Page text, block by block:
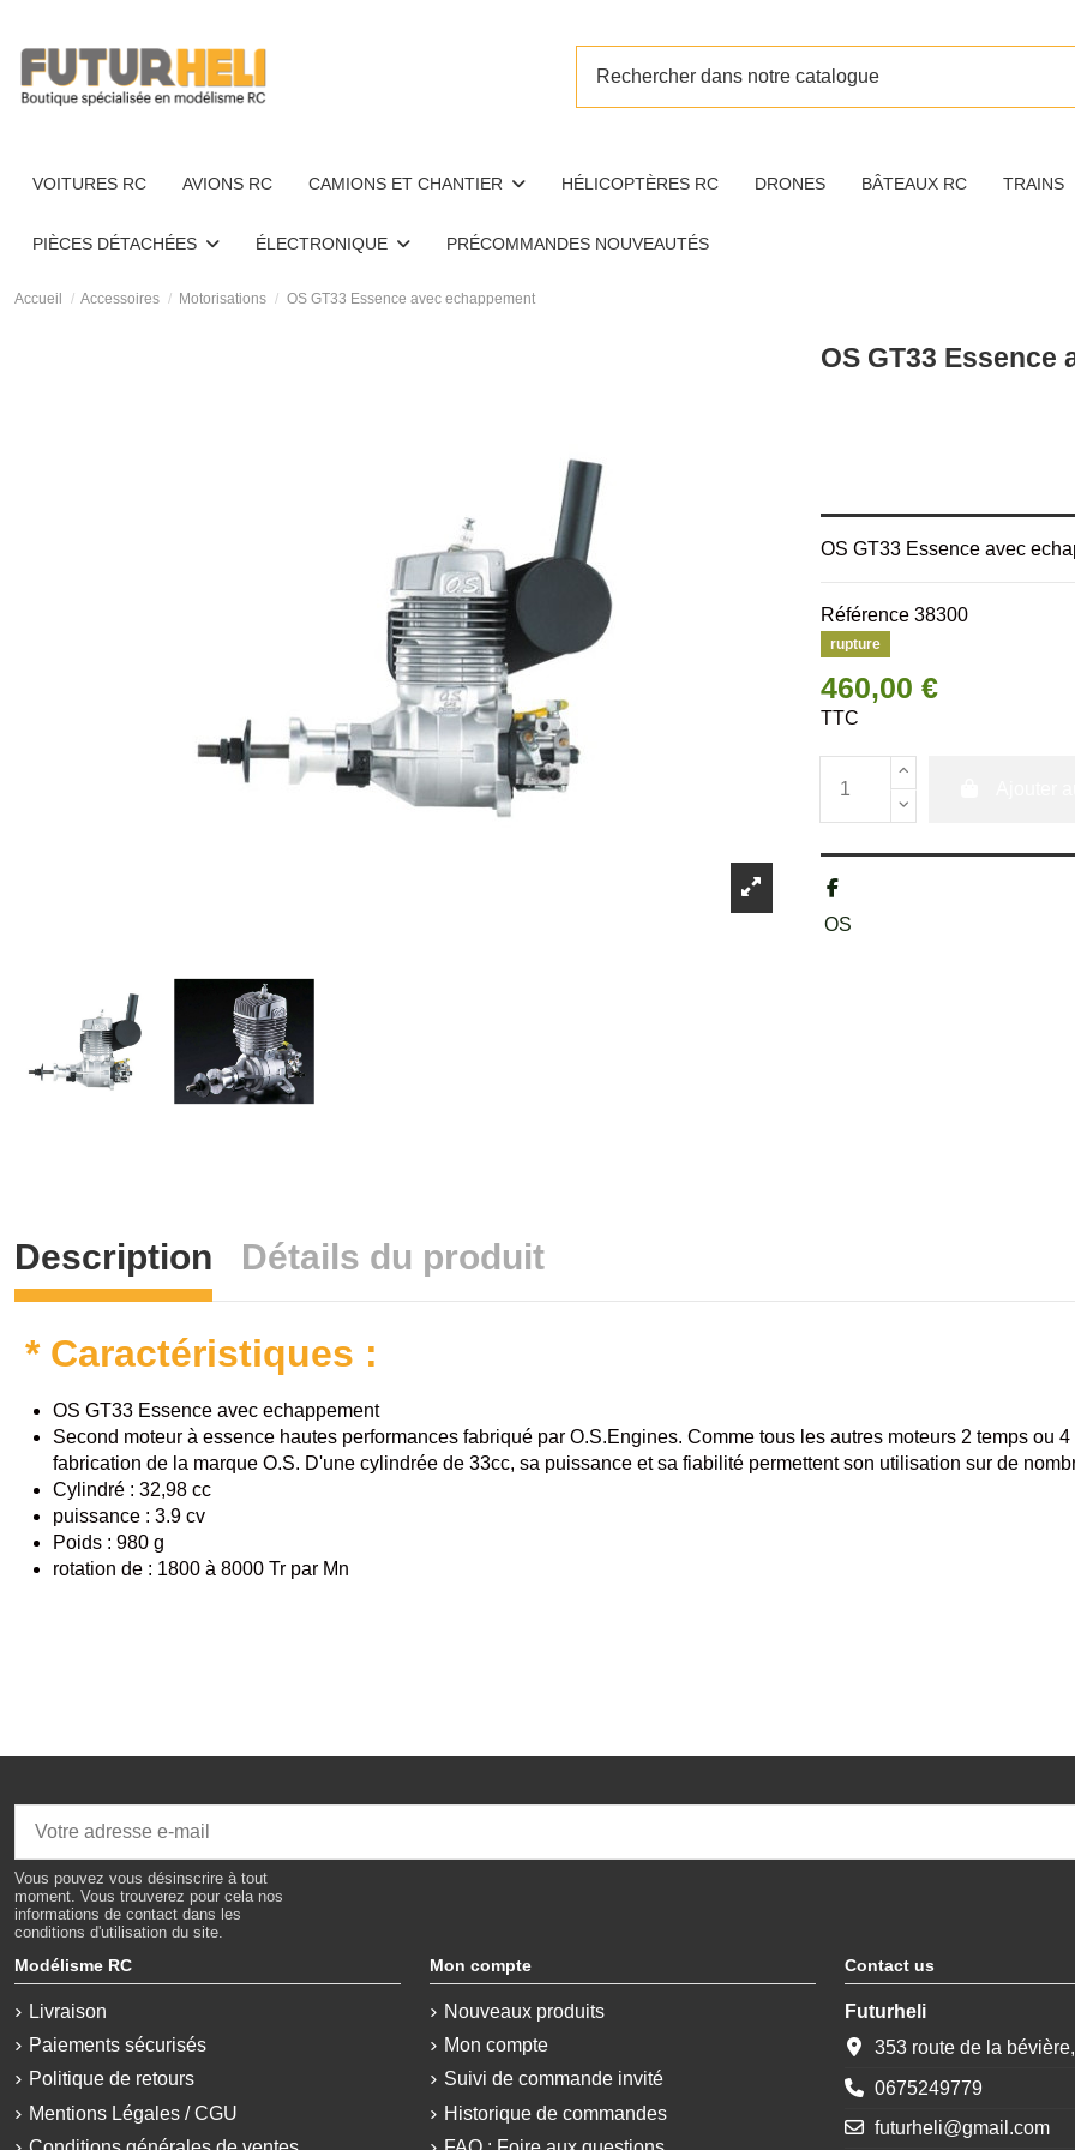
VOITURES RC AVIONS RC CAMIONS ET CHANTIER HÉLICOPTÈRES RC DRONES BÂTEAUX RC TRAINS
PIÈCES DÉTACHÉES ÉLECTRONIQUE PRÉCOMMANDES NOUVEAUTÉS
Accueil Accessoires Motorisations OS GT33 Essence avec echappement
OS GT33 Essence
OS GT33 Essence avec
Référence 38300
rupture
460,00 €
TTC
OS
Description Détails du produit
* Caractéristiques :
OS GT33 Essence avec echappement
Second moteur à essence hautes performances fabriqué par O.S.Engines. Comme tous les autres moteurs 2 temps ou
fabrication de la marque O.S. D'une cylindrée de 33cc, sa puissance et sa fiabilité permettent son utilisation sur de
Cylindré : 32,98 cc
puissance : 3.9 cv
Poids : 980 g
rotation de : 1800 à 8000 Tr par Mn
Vous pouvez vous désinscrire à tout
moment. Vous trouverez pour cela nos
informations de contact dans les
conditions d'utilisation du site.
Modélisme RC
Livraison
Paiements sécurisés
Politique de retours
Mentions Légales / CGU
Mon compte
Nouveaux produits
Mon compte
Suivi de commande invité
Historique de commandes
Contact us
Futurheli
353 route de la
0675249779
futurheli@gmail.com